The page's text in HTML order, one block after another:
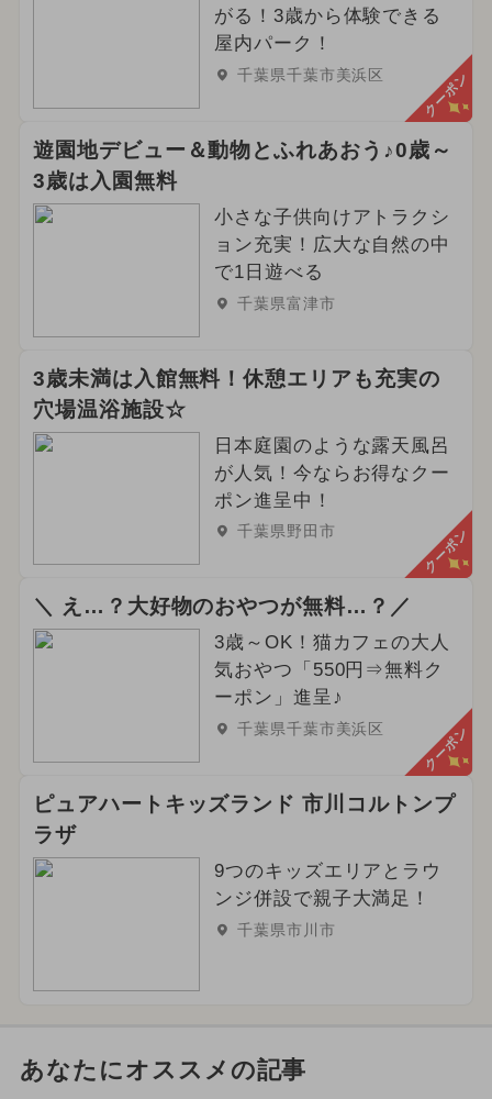
がる！3歳から体験できる
屋内パーク！
千葉県千葉市美浜区 クーポン
遊園地デビュー＆動物とふれあおう♪0歳～
3歳は入園無料
小さな子供向けアトラクシ
ョン充実！広大な自然の中
で1日遊べる
千葉県富津市
3歳未満は入館無料！休憩エリアも充実の
穴場温浴施設☆
日本庭園のような露天風呂
が人気！今ならお得なクー
ポン進呈中！
千葉県野田市 クーポン
＼ え…？大好物のおやつが無料…？／
3歳～OK！猫カフェの大人
気おやつ「550円⇒無料ク
ーポン」進呈♪
千葉県千葉市美浜区 クーポン
ピュアハートキッズランド 市川コルトンプ
ラザ
9つのキッズエリアとラウ
ンジ併設で親子大満足！
千葉県市川市
あなたにオススメの記事